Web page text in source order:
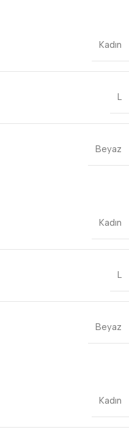
Kadın
L
Beyaz
Kadın
L
Beyaz
Kadın